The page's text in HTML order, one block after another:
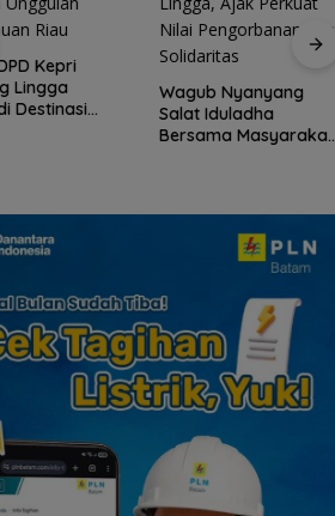
Kepri
Lingga
Destinasi
Wagub Nyanyang
Salat Iduladha
Bersama Masyarakat